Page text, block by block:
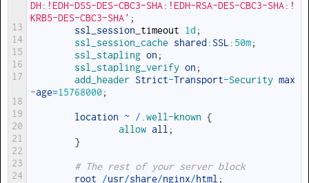
13
14
15
16
17
18
19
20
21
22
23
24
DH:!EDH-DSS-DES-CBC3-SHA:!EDH-RSA-DES-CBC3-SHA:!
KRB5-DES-CBC3-SHA' ;
ssl_session
timeout 1d ;
ssl_session_cache shared : SSL : 50m;
ssl_stapling on ;
ssl_stapling_verify on ;
add_header Strict-Transport-Security max
-age=15768000;
location ~ / .well -known {
allow all ;
}
# The rest of your server block
root
/usr/share/nginx/html ;